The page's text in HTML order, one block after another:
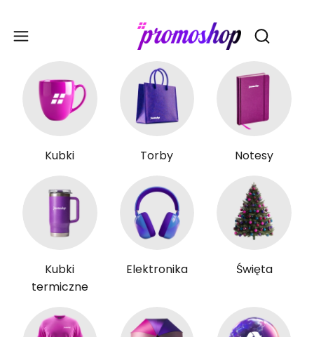
Otwórz
Kubki Torby Notesy
Kubki
termiczne
Elektronika Święta